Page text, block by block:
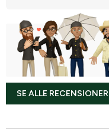
SE ALLE RECENSIONER